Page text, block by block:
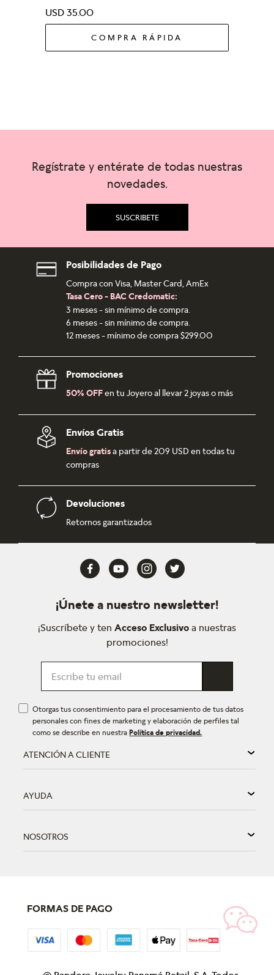
USD 3500
COMPRA RÁPIDA
Regístrate y entérate de todas nuestras
novedades.
SUSCRIBETE
Posibilidades de Pago
Compra con Visa, Master Card, AmEx
Tasa Cero - BAC Credomatic:
3 meses - sin mínimo de compra.
6 meses - sin mínimo de compra.
12 meses - mínimo de compra $299.00
Promociones
50% OFFen tu Joyero al llevar 2 joyas o más
Envíos Gratis
Envío gratisa partir de 209 USD en todas tu
compras
Devoluciones
Retornos garantizados
¡Únete a nuestro newsletter!
¡Suscríbete y ten Acceso Exclusivo a nuestras
promociones!
Otorgas tus consentimiento para el procesamiento de tus datos
personales con fines de marketing y elaboración de perfiles tal
como se describe en nuestraPolítica de privacidad.
ATENCIÓN A CLIENTE
AYUDA
NOSOTROS
FORMAS DE PAGO